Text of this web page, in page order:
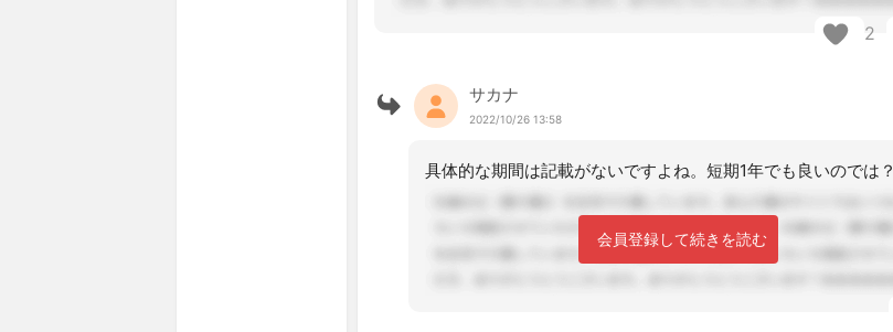
2
サカナ
2022/10/26 13:58
具体的な期間は記載がないですよね。短期1年でも良いのでは？
会員登録して続きを読む